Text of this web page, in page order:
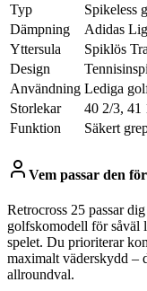
Typ
Spikeless
Dämpning
Adidas
Yttersula
Spiklös
Design
Användning Lediga
Storlekar
40 2/3, 41
Funktion
Säkert
Vem passar den
Retrocross 25 passar
golfskomodell för såväl
spelet. Du prioriterar
maximalt väderskydd –
allroundval.